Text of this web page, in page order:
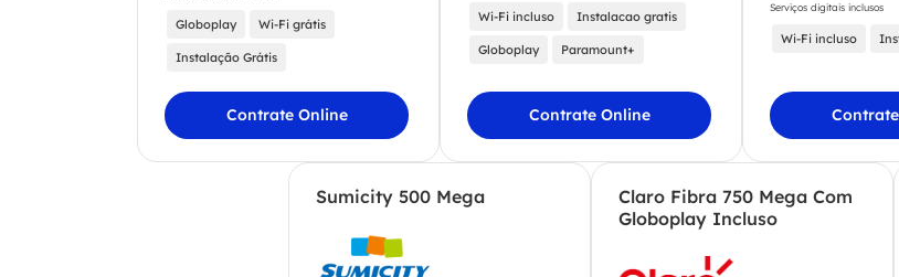
Globoplay Wi-Fi grátis
Instalação Grátis
Contrate Online
Wi-Fi incluso Instalacao gratis
Globoplay Paramount+
Contrate Online
Serviços digitais inclusos
Wi-Fi incluso
Sumicity 500 Mega
Claro Fibra 750 Mega Com
Globoplay Incluso